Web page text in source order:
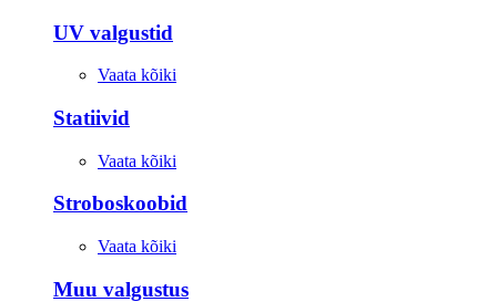
UV valgustid
Vaata kõiki
Statiivid
Vaata kõiki
Stroboskoobid
Vaata kõiki
Muu valgustus